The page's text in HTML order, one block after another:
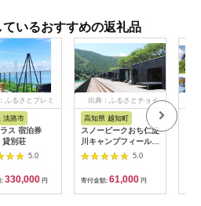
いるおすすめの返礼品
ふるさとプレミ
淡路市
ス 宿泊券
貸別荘
5.0
: 330,000 円
出典：ふるさとチョイ
高知県 越知町
スノーピークおち仁淀
川キャンプフィールド
「住箱-jyubako-」ペ
ア宿泊チケット
5.0
寄付金額: 61,000 円